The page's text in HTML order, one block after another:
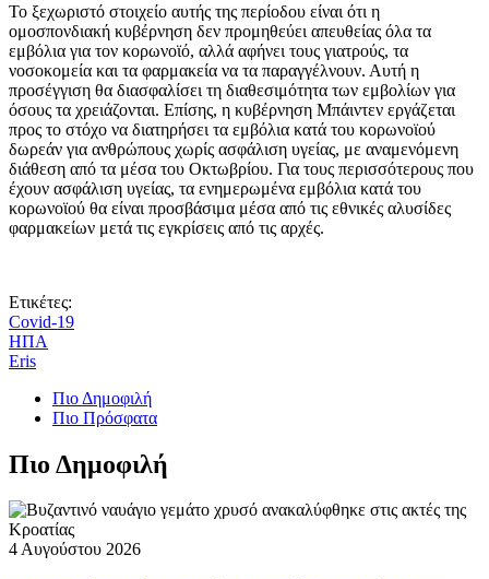
Το ξεχωριστό στοιχείο αυτής της περίοδου είναι ότι η
ομοσπονδιακή κυβέρνηση δεν προμηθεύει απευθείας όλα τα
εμβόλια για τον κορωνοϊό, αλλά αφήνει τους γιατρούς, τα
νοσοκομεία και τα φαρμακεία να τα παραγγέλνουν. Αυτή η
προσέγγιση θα διασφαλίσει τη διαθεσιμότητα των εμβολίων για
όσους τα χρειάζονται. Επίσης, η κυβέρνηση Μπάιντεν εργάζεται
προς το στόχο να διατηρήσει τα εμβόλια κατά του κορωνοϊού
δωρεάν για ανθρώπους χωρίς ασφάλιση υγείας, με αναμενόμενη
διάθεση από τα μέσα του Οκτωβρίου. Για τους περισσότερους που
έχουν ασφάλιση υγείας, τα ενημερωμένα εμβόλια κατά του
κορωνοϊού θα είναι προσβάσιμα μέσα από τις εθνικές αλυσίδες
φαρμακείων μετά τις εγκρίσεις από τις αρχές.
Ετικέτες:
Covid-19
ΗΠΑ
Eris
Πιο Δημοφιλή
Πιο Πρόσφατα
Πιο Δημοφιλή
4 Αυγούστου 2026